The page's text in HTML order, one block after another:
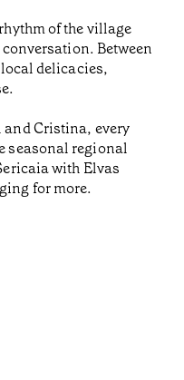
of the village
Between
delicacies,
and Cristina, every
seasonal regional
with Elvas
for more.